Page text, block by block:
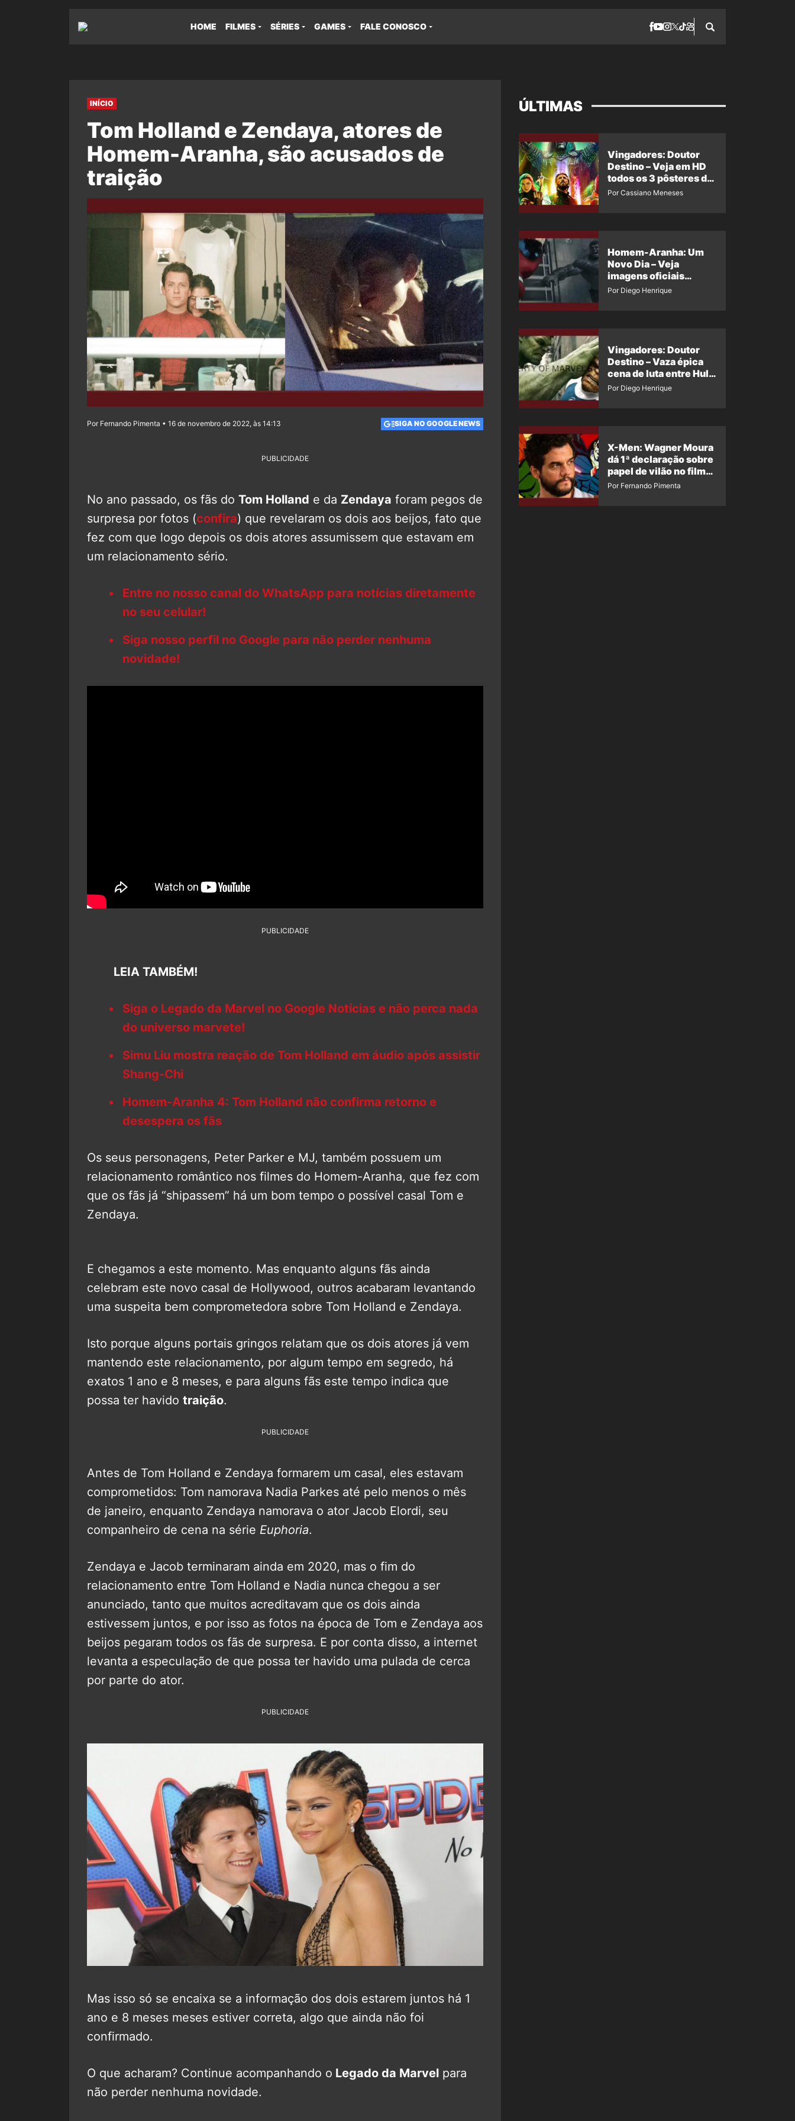
HOME FILMES SÉRIES GAMES FALE CONOSCO
INÍCIO
Tom Holland e Zendaya, atores de
Homem-Aranha, são acusados de
traição
Por Fernando Pimenta • 16 de novembro de 2022, às 14:13 SIGA NO GOOGLE NEWS
PUBLICIDADE
No ano passado, os fãs do Tom Holland e da Zendaya foram pegos de
surpresa por fotos (confira) que revelaram os dois aos beijos, fato que
fez com que logo depois os dois atores assumissem que estavam em
um relacionamento sério.
Entre no nosso canal do WhatsApp para notícias diretamente
no seu celular!
Siga nosso perfil no Google para não perder nenhuma
novidade!
PUBLICIDADE
LEIA TAMBÉM!
Siga o Legado da Marvel no Google Notícias e não perca nada
do universo marvete!
Simu Liu mostra reação de Tom Holland em áudio após assistir
Shang-Chi
Homem-Aranha 4: Tom Holland não confirma retorno e
desespera os fãs
Os seus personagens, Peter Parker e MJ, também possuem um
relacionamento romântico nos filmes do Homem-Aranha, que fez com
que os fãs já “shipassem” há um bom tempo o possível casal Tom e
Zendaya.
E chegamos a este momento. Mas enquanto alguns fãs ainda
celebram este novo casal de Hollywood, outros acabaram levantando
uma suspeita bem comprometedora sobre Tom Holland e Zendaya.
Isto porque alguns portais gringos relatam que os dois atores já vem
mantendo este relacionamento, por algum tempo em segredo, há
exatos 1 ano e 8 meses, e para alguns fãs este tempo indica que
possa ter havido traição.
PUBLICIDADE
Antes de Tom Holland e Zendaya formarem um casal, eles estavam
comprometidos: Tom namorava Nadia Parkes até pelo menos o mês
de janeiro, enquanto Zendaya namorava o ator Jacob Elordi, seu
companheiro de cena na série Euphoria.
Zendaya e Jacob terminaram ainda em 2020, mas o fim do
relacionamento entre Tom Holland e Nadia nunca chegou a ser
anunciado, tanto que muitos acreditavam que os dois ainda
estivessem juntos, e por isso as fotos na época de Tom e Zendaya aos
beijos pegaram todos os fãs de surpresa. E por conta disso, a internet
levanta a especulação de que possa ter havido uma pulada de cerca
por parte do ator.
PUBLICIDADE
Mas isso só se encaixa se a informação dos dois estarem juntos há 1
ano e 8 meses meses estiver correta, algo que ainda não foi
confirmado.
O que acharam? Continue acompanhando o Legado da Marvel para
não perder nenhuma novidade.
ÚLTIMAS
Vingadores: Doutor
Destino – Veja em HD
todos os 3 pôsteres de
‘Doomsday’ + 1 imagem
Por Cassiano Meneses
Homem-Aranha: Um
Novo Dia – Veja
imagens oficiais
descartadas do Hulk
Por Diego Henrique
Vingadores: Doutor
Destino – Vaza épica
cena de luta entre Hulk
e o Coisa
Por Diego Henrique
X-Men: Wagner Moura
dá 1ª declaração sobre
papel de vilão no filme
da Marvel
Por Fernando Pimenta